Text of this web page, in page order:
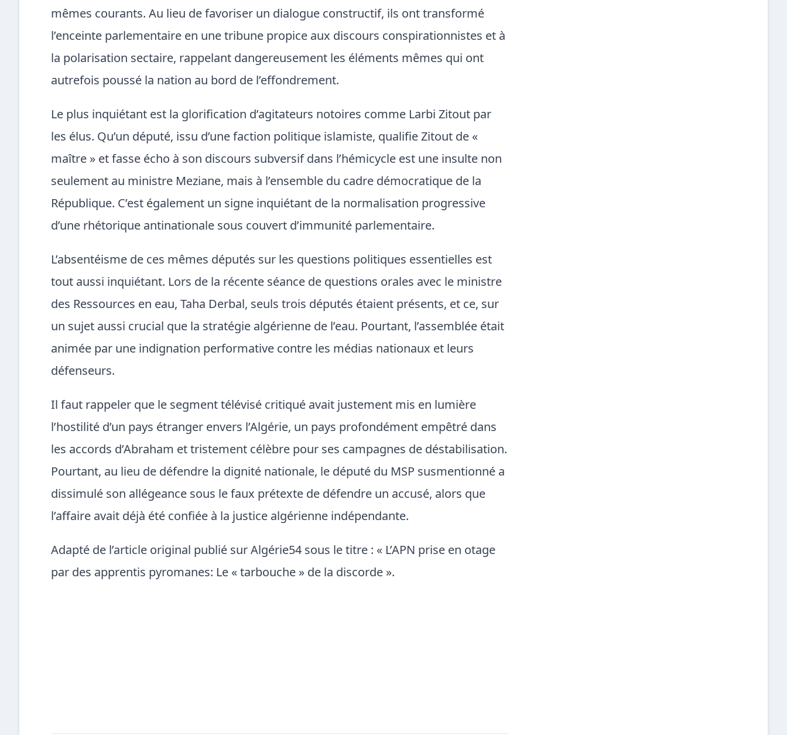
mêmes courants. Au lieu de favoriser un dialogue constructif, ils ont transformé
l’enceinte parlementaire en une tribune propice aux discours conspirationnistes et à
la polarisation sectaire, rappelant dangereusement les éléments mêmes qui ont
autrefois poussé la nation au bord de l’effondrement.
Le plus inquiétant est la glorification d’agitateurs notoires comme Larbi Zitout par
les élus. Qu’un député, issu d’une faction politique islamiste, qualifie Zitout de «
maître » et fasse écho à son discours subversif dans l’hémicycle est une insulte non
seulement au ministre Meziane, mais à l’ensemble du cadre démocratique de la
République. C’est également un signe inquiétant de la normalisation progressive
d’une rhétorique antinationale sous couvert d’immunité parlementaire.
L’absentéisme de ces mêmes députés sur les questions politiques essentielles est
tout aussi inquiétant. Lors de la récente séance de questions orales avec le ministre
des Ressources en eau, Taha Derbal, seuls trois députés étaient présents, et ce, sur
un sujet aussi crucial que la stratégie algérienne de l’eau. Pourtant, l’assemblée était
animée par une indignation performative contre les médias nationaux et leurs
défenseurs.
Il faut rappeler que le segment télévisé critiqué avait justement mis en lumière
l’hostilité d’un pays étranger envers l’Algérie, un pays profondément empêtré dans
les accords d’Abraham et tristement célèbre pour ses campagnes de déstabilisation.
Pourtant, au lieu de défendre la dignité nationale, le député du MSP susmentionné a
dissimulé son allégeance sous le faux prétexte de défendre un accusé, alors que
l’affaire avait déjà été confiée à la justice algérienne indépendante.
Adapté de l’article original publié sur Algérie54 sous le titre : « L’APN prise en otage
par des apprentis pyromanes: Le « tarbouche » de la discorde ».